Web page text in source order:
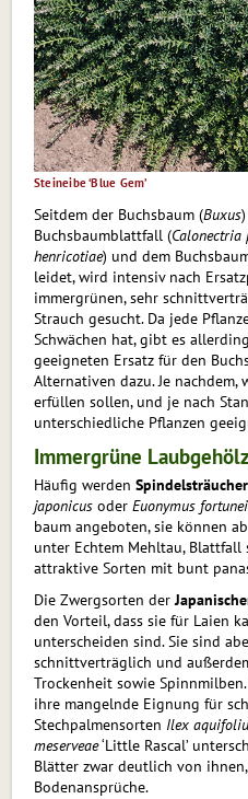
Steineibe ‘Blue Gem’
Seitdem der Buchsbaum (Buxus
Buchsbaumblattfall (Calonectria
henricotiae) und dem
leidet, wird intensiv nach
immergrünen, sehr
Strauch gesucht. Da jede
Schwächen hat, gibt es
geeigneten Ersatz für den
Alternativen dazu. Je
erfüllen sollen, und je nach
unterschiedliche Pflanzen
Immergrüne
Häufig werden Spindelsträucher
japonicus oder Euonymus fortunei
baum angeboten, sie können
unter Echtem Mehl­tau, Blattfall
attraktive Sorten mit bunt
Die Zwergsorten der
den Vorteil, dass sie für Laien
unterscheiden sind. Sie sind
schnittverträglich und
Trockenheit sowie
ihre mangelnde Eignung für
Stechpalmensorten Ilex
meserveae‘Little Rascal’
Blätter zwar deutlich von
Bodenansprüche.